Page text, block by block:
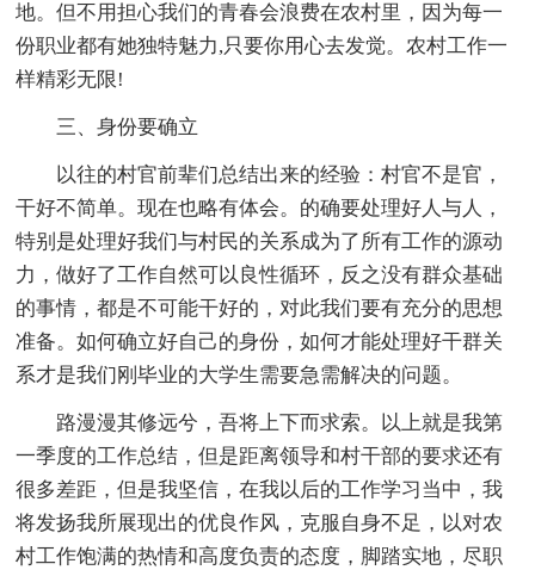
地。但不用担心我们的青春会浪费在农村里，因为每一
份职业都有她独特魅力,只要你用心去发觉。农村工作一
样精彩无限!
三、身份要确立
以往的村官前辈们总结出来的经验：村官不是官，
干好不简单。现在也略有体会。的确要处理好人与人，
特别是处理好我们与村民的关系成为了所有工作的源动
力，做好了工作自然可以良性循环，反之没有群众基础
的事情，都是不可能干好的，对此我们要有充分的思想
准备。如何确立好自己的身份，如何才能处理好干群关
系才是我们刚毕业的大学生需要急需解决的问题。
路漫漫其修远兮，吾将上下而求索。以上就是我第
一季度的工作总结，但是距离领导和村干部的要求还有
很多差距，但是我坚信，在我以后的工作学习当中，我
将发扬我所展现出的优良作风，克服自身不足，以对农
村工作饱满的热情和高度负责的态度，脚踏实地，尽职